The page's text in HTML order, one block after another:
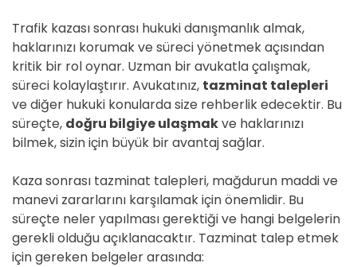
Trafik kazası sonrası hukuki danışmanlık almak,
haklarınızı korumak ve süreci yönetmek açısından
kritik bir rol oynar. Uzman bir avukatla çalışmak,
süreci kolaylaştırır. Avukatınız, tazminat talepleri
ve diğer hukuki konularda size rehberlik edecektir. Bu
süreçte, doğru bilgiye ulaşmakve haklarınızı
bilmek, sizin için büyük bir avantaj sağlar.
Kaza sonrası tazminat talepleri, mağdurun maddi ve
manevi zararlarını karşılamak için önemlidir. Bu
süreçte neler yapılması gerektiği ve hangi belgelerin
gerekli olduğu açıklanacaktır. Tazminat talep etmek
için gereken belgeler arasında: